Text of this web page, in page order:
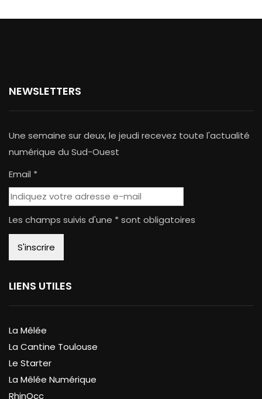
NEWSLETTERS
Une semaine sur deux, le jeudi recevez toute l'actualité
numérique du Sud-Ouest
Email *
Les champs suivis d'une * sont obligatoires
LIENS UTILES
La Mêlée
La Cantine Toulouse
Le Starter
La Mêlée Numérique
RhinOcc